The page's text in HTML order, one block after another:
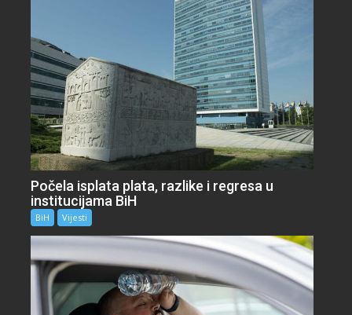
Počela isplata plata, razlike i regresa u
institucijama BiH
BiH Vijesti